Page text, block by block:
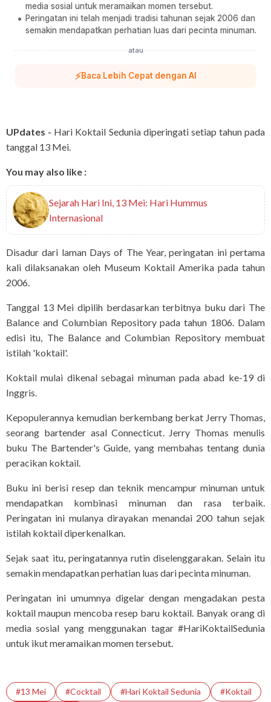
media sosial untuk meramaikan momen tersebut.
Peringatan ini telah menjadi tradisi tahunan sejak 2006 dan
semakin mendapatkan perhatian luas dari pecinta minuman.
atau
⚡Baca Lebih Cepat dengan AI
UPdates - Hari Koktail Sedunia diperingati setiap tahun pada
tanggal 13 Mei.
You may also like :
Sejarah Hari Ini, 13 Mei: Hari Hummus
Internasional
Disadur dari laman Days of The Year, peringatan ini pertama
kali dilaksanakan oleh Museum Koktail Amerika pada tahun
2006.
Tanggal 13 Mei dipilih berdasarkan terbitnya buku dari The
Balance and Columbian Repository pada tahun 1806. Dalam
edisi itu, The Balance and Columbian Repository membuat
istilah 'koktail'.
Koktail mulai dikenal sebagai minuman pada abad ke-19 di
Inggris.
Kepopulerannya kemudian berkembang berkat Jerry Thomas,
seorang bartender asal Connecticut. Jerry Thomas menulis
buku The Bartender's Guide, yang membahas tentang dunia
peracikan koktail.
Buku ini berisi resep dan teknik mencampur minuman untuk
mendapatkan kombinasi minuman dan rasa terbaik.
Peringatan ini mulanya dirayakan menandai 200 tahun sejak
istilah koktail diperkenalkan.
Sejak saat itu, peringatannya rutin diselenggarakan. Selain itu
semakin mendapatkan perhatian luas dari pecinta minuman.
Peringatan ini umumnya digelar dengan mengadakan pesta
koktail maupun mencoba resep baru koktail. Banyak orang di
media sosial yang menggunakan tagar #HariKoktailSedunia
untuk ikut meramaikan momen tersebut.
#13 Mei #cocktail #Hari Koktail Sedunia #Koktail